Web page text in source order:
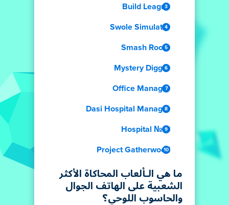
Build League
Swole Simulator
Smash Room
Mystery Digger
Office Manager
Dasi Hospital Manager
Hospital №13
Project Gatherwood
ما هي الـألعاب المحاكاة الأكثر
الشعبية على الهاتف الجوال
والحاسوب اللوحي؟